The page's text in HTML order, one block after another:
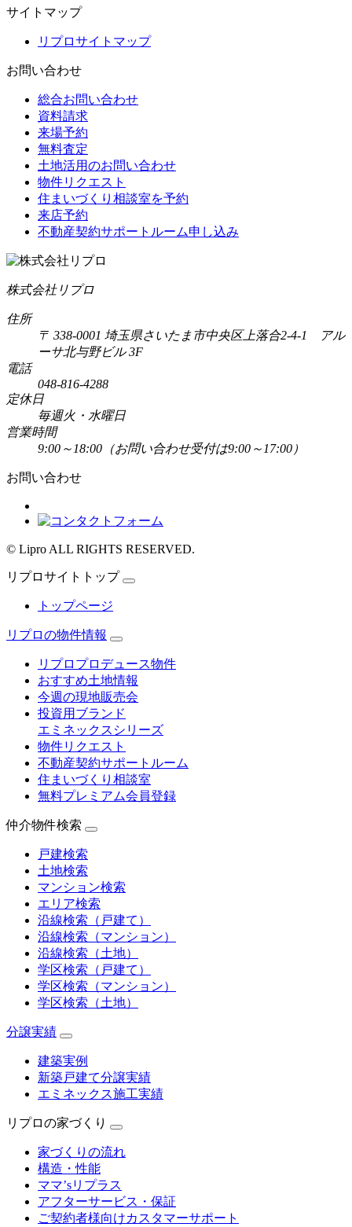
サイトマップ
リプロサイトマップ
お問い合わせ
総合お問い合わせ
資料請求
来場予約
無料査定
土地活用のお問い合わせ
物件リクエスト
住まいづくり相談室を予約
来店予約
不動産契約サポートルーム申し込み
株式会社リプロ
住所
〒 338-0001 埼玉県さいたま市中央区上落合2-4-1 アル
ーサ北与野ビル 3F
電話
048-816-4288
定休日
毎週火・水曜日
営業時間
9:00～18:00 （お問い合わせ受付は9:00～17:00）
お問い合わせ
© Lipro ALL RIGHTS RESERVED.
リプロサイトトップ
トップページ
リプロの物件情報
リプロプロデュース物件
おすすめ土地情報
今週の現地販売会
投資用ブランド
エミネックスシリーズ
物件リクエスト
不動産契約サポートルーム
住まいづくり相談室
無料プレミアム会員登録
仲介物件検索
戸建検索
土地検索
マンション検索
エリア検索
沿線検索（戸建て）
沿線検索（マンション）
沿線検索（土地）
学区検索（戸建て）
学区検索（マンション）
学区検索（土地）
分譲実績
建築実例
新築戸建て分譲実績
エミネックス施工実績
リプロの家づくり
家づくりの流れ
構造・性能
ママ’sリプラス
アフターサービス・保証
ご契約者様向けカスタマーサポート